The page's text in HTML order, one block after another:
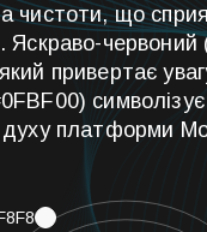
чистоти, що
Яскраво-
привертає
духу платформи